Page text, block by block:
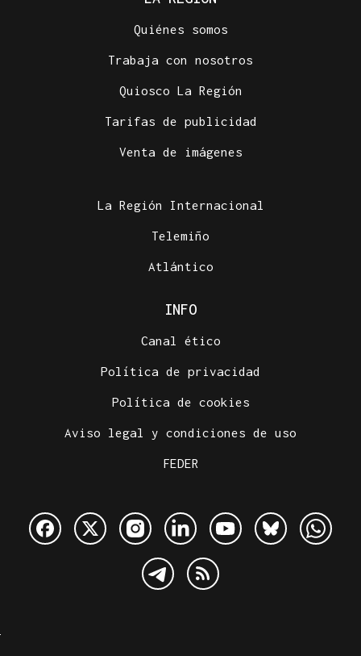
Quiénes somos
Trabaja con nosotros
Quiosco La Región
Tarifas de publicidad
Venta de imágenes
La Región Internacional
Telemiño
Atlántico
INFO
Canal ético
Política de privacidad
Política de cookies
Aviso legal y condiciones de uso
FEDER